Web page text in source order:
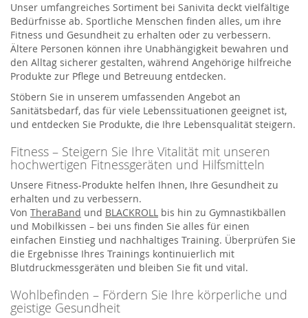
Unser umfangreiches Sortiment bei Sanivita deckt vielfältige
Bedürfnisse ab. Sportliche Menschen finden alles, um ihre
Fitness und Gesundheit zu erhalten oder zu verbessern.
Ältere Personen können ihre Unabhängigkeit bewahren und
den Alltag sicherer gestalten, während Angehörige hilfreiche
Produkte zur Pflege und Betreuung entdecken.
Stöbern Sie in unserem umfassenden Angebot an
Sanitätsbedarf, das für viele Lebenssituationen geeignet ist,
und entdecken Sie Produkte, die Ihre Lebensqualität steigern.
Fitness – Steigern Sie Ihre Vitalität mit unseren
hochwertigen Fitnessgeräten und Hilfsmitteln
Unsere Fitness-Produkte helfen Ihnen, Ihre Gesundheit zu
erhalten und zu verbessern.
Von TheraBand und BLACKROLL bis hin zu Gymnastikbällen
und Mobilkissen – bei uns finden Sie alles für einen
einfachen Einstieg und nachhaltiges Training. Überprüfen Sie
die Ergebnisse Ihres Trainings kontinuierlich mit
Blutdruckmessgeräten und bleiben Sie fit und vital.
Wohlbefinden – Fördern Sie Ihre körperliche und
geistige Gesundheit